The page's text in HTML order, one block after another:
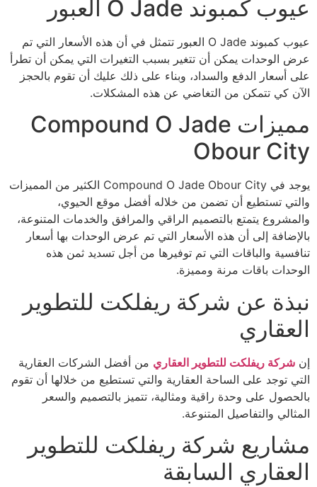
عيوب كمبوند O Jade العبور
عيوب كمبوند O Jade العبور تتمثل في أن هذه الأسعار التي تم
عرض الوحدات يمكن أن تتغير بسبب التغيرات التي يمكن أن تطرأ
على أسعار الدفع والسداد، وبناء على ذلك عليك أن تقوم بالحجز
الآن كي تتمكن من التغاضي عن هذه المشكلات.
مميزات Compound O Jade
Obour City
يوجد في Compound O Jade Obour City الكثير من المميزات
والتي تستطيع أن تضمن من خلاله أفضل موقع الحيوي،
والمشروع يتمتع بالتصميم الراقي والمرافق والخدمات المتنوعة،
بالإضافة إلى أن هذه الأسعار التي تم عرض الوحدات بها أسعار
تنافسية والباقات التي تم توفيرها من أجل تسديد ثمن هذه
الوحدات باقات مرنة ومميزة.
نبذة عن شركة ريفلكت للتطوير
العقاري
إن شركة ريفلكت للتطوير العقاري من أفضل الشركات العقارية
التي توجد على الساحة العقارية والتي تستطيع من خلالها أن تقوم
بالحصول على وحدة راقية ومثالية، تتميز بالتصميم والسعر
المثالي والتفاصيل المتنوعة.
مشاريع شركة ريفلكت للتطوير
العقاري السابقة